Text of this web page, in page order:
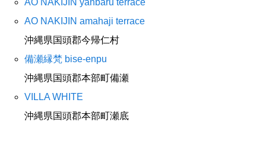
AO NAKIJIN yanbaru terrace
AO NAKIJIN amahaji terrace
沖縄県国頭郡今帰仁村
備瀬縁梵 bise-enpu
沖縄県国頭郡本部町備瀬
VILLA WHITE
沖縄県国頭郡本部町瀬底